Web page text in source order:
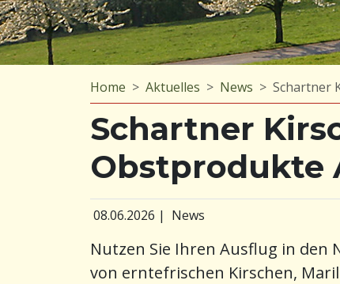
Home Aktuelles News Schartner
Schartner
Obstprodukte
08.06.2026 | News
Nutzen Sie Ihren Ausflug in
von erntefrischen Kirschen,